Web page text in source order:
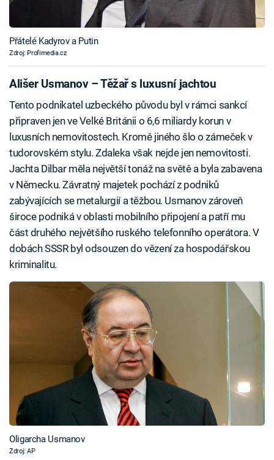
Přátelé Kadyrov a Putin
Zdroj: Profimedia.cz
Ališer Usmanov – Těžař s luxusní jachtou
Tento podnikatel uzbeckého původu byl v rámci sankcí
připraven jen ve Velké Británii o 6,6 miliardy korun v
luxusních nemovitostech. Kromě jiného šlo o zámeček v
tudorovském stylu. Zdaleka však nejde jen nemovitosti.
Jachta Dilbar měla největší tonáž na světě a byla zabavena
v Německu. Závratný majetek pochází z podniků
zabývajících se metalurgií a těžbou. Usmanov zároveň
široce podniká v oblasti mobilního připojení a patří mu
část druhého největšího ruského telefonního operátora. V
dobách SSSR byl odsouzen do vězení za hospodářskou
kriminalitu.
Oligarcha Usmanov
Zdroj: AP